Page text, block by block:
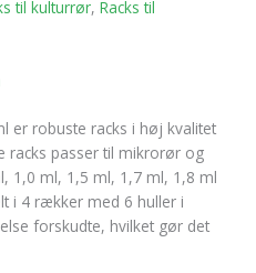
til kulturrør, Racks til
er robuste racks i høj kvalitet
racks passer til mikrorør og
1,0 ml, 1,5 ml, 1,7 ml, 1,8 ml
i 4 rækker med 6 huller i
forskudte, hvilket gør det